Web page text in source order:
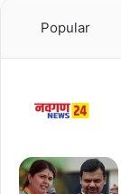
Popular